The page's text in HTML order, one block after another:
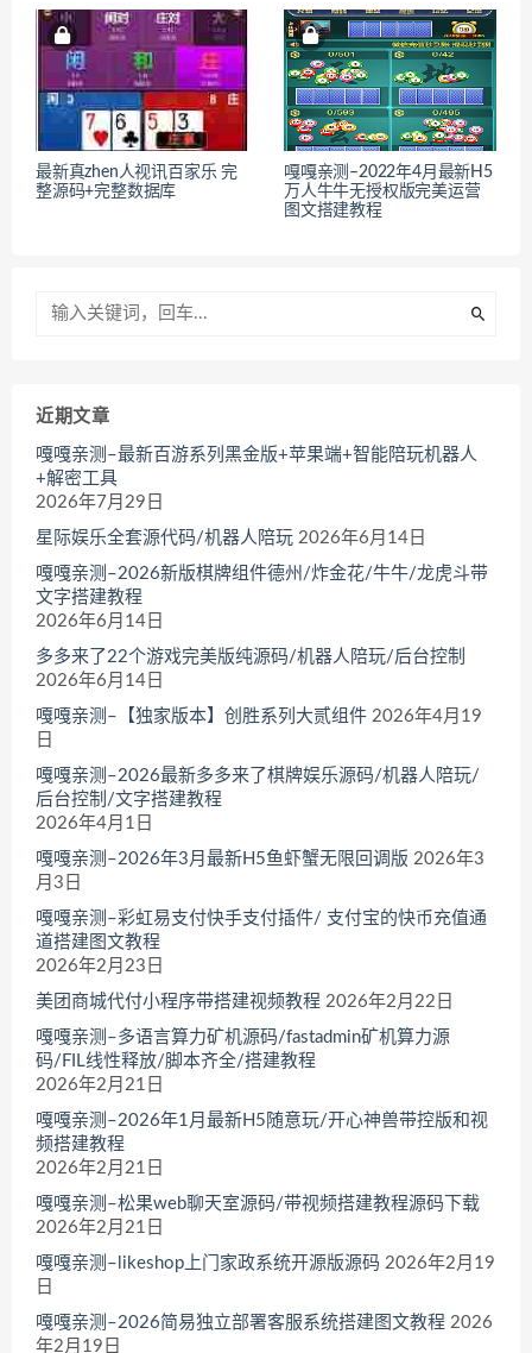
最新真zhen人视讯百家乐 完
整源码+完整数据库
嘎嘎亲测–2022年4月最新H5
万人牛牛无授权版完美运营
图文搭建教程
近期文章
嘎嘎亲测–最新百游系列黑金版+苹果端+智能陪玩机器人
+解密工具
2026年7月29日
星际娱乐全套源代码/机器人陪玩 2026年6月14日
嘎嘎亲测–2026新版棋牌组件德州/炸金花/牛牛/龙虎斗带
文字搭建教程
2026年6月14日
多多来了22个游戏完美版纯源码/机器人陪玩/后台控制
2026年6月14日
嘎嘎亲测–【独家版本】创胜系列大贰组件 2026年4月19
日
嘎嘎亲测–2026最新多多来了棋牌娱乐源码/机器人陪玩/
后台控制/文字搭建教程
2026年4月1日
嘎嘎亲测–2026年3月最新H5鱼虾蟹无限回调版 2026年3
月3日
嘎嘎亲测–彩虹易支付快手支付插件/ 支付宝的快币充值通
道搭建图文教程
2026年2月23日
美团商城代付小程序带搭建视频教程 2026年2月22日
嘎嘎亲测–多语言算力矿机源码/fastadmin矿机算力源
码/FIL线性释放/脚本齐全/搭建教程
2026年2月21日
嘎嘎亲测–2026年1月最新H5随意玩/开心神兽带控版和视
频搭建教程
2026年2月21日
嘎嘎亲测–松果web聊天室源码/带视频搭建教程源码下载
2026年2月21日
嘎嘎亲测–likeshop上门家政系统开源版源码 2026年2月19
日
嘎嘎亲测–2026简易独立部署客服系统搭建图文教程 2026
年2月19日